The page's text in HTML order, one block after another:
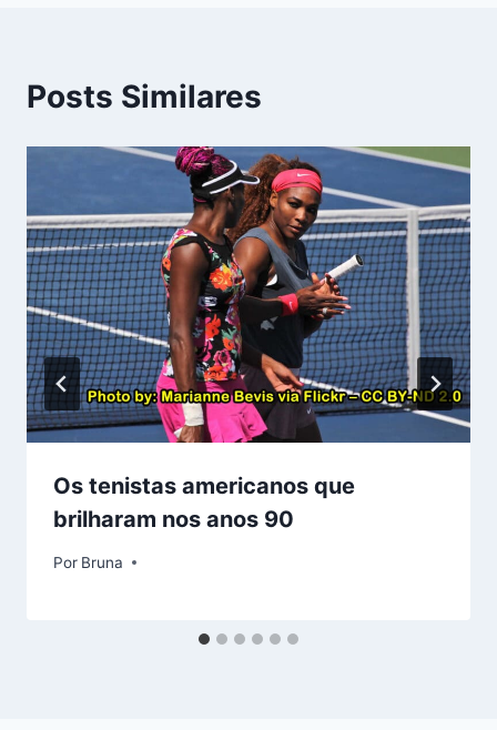
Posts Similares
Os tenistas americanos que
brilharam nos anos 90
Por Bruna